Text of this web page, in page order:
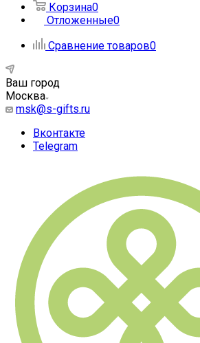
Корзина0
Отложенные0
Сравнение товаров0
Ваш город
Москва
msk@s-gifts.ru
Вконтакте
Telegram